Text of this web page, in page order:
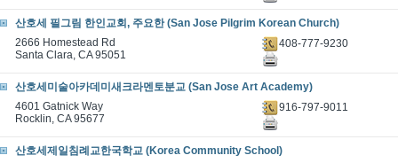
산호세 필그림 한인교회, 주요한 (San Jose Pilgrim Korean Church)
2666 Homestead Rd
Santa Clara, CA 95051
408-777-9230
산호세미술아카데미새크라멘토분교 (San Jose Art Academy)
4601 Gatnick Way
Rocklin, CA 95677
916-797-9011
산호세제일침례교한국학교 (Korea Community School)